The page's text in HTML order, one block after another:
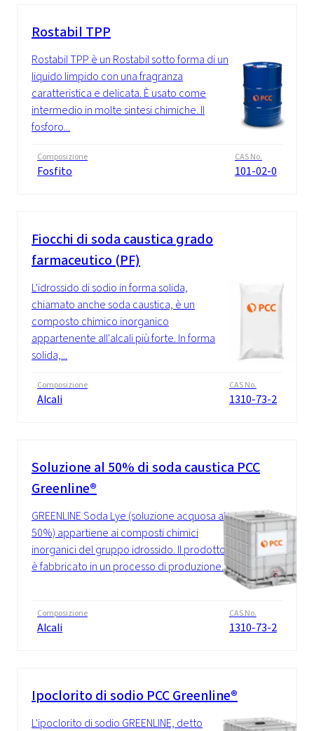
Rostabil TPP
Rostabil TPP è un Rostabil sotto forma di un
liquido limpido con una fragranza
caratteristica e delicata. È usato come
intermedio in molte sintesi chimiche. Il
fosforo...
Composizione
Fosfito
CAS No.
101-02-0
Fiocchi di soda caustica grado
farmaceutico (PF)
L'idrossido di sodio in forma solida,
chiamato anche soda caustica, è un
composto chimico inorganico
appartenente all'alcali più forte. In forma
solida,...
Composizione
Alcali
CAS No.
1310-73-2
Soluzione al 50% di soda caustica PCC
Greenline®
GREENLINE Soda Lye (soluzione acquosa al
50%) appartiene ai composti chimici
inorganici del gruppo idrossido. Il prodotto
è fabbricato in un processo di produzione...
Composizione
Alcali
CAS No.
1310-73-2
Ipoclorito di sodio PCC Greenline®
L'ipoclorito di sodio GREENLINE, detto